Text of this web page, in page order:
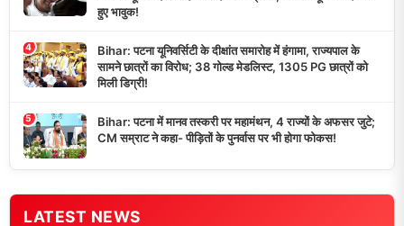
हुए भावुक!
4
Bihar: पटना यूनिवर्सिटी के दीक्षांत समारोह में हंगामा, राज्यपाल के
सामने छात्रों का विरोध; 38 गोल्ड मेडलिस्ट, 1305 PG छात्रों को
मिली डिग्री!
5
Bihar: पटना में मानव तस्करी पर महामंथन, 4 राज्यों के अफसर जुटे;
CM सम्राट ने कहा- पीड़ितों के पुनर्वास पर भी होगा फोकस!
LATEST NEWS